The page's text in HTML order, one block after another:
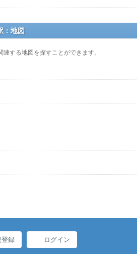
：地図
する地図を探すことができます。
登録 ログイン